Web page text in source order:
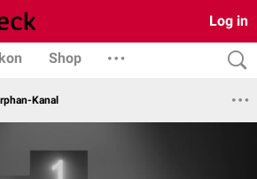
Log in
Shop
Kanal